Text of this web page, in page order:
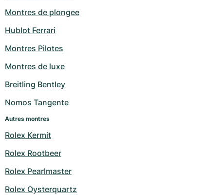
Montres de plongee
Hublot Ferrari
Montres Pilotes
Montres de luxe
Breitling Bentley
Nomos Tangente
Autres montres
Rolex Kermit
Rolex Rootbeer
Rolex Pearlmaster
Rolex Oysterquartz